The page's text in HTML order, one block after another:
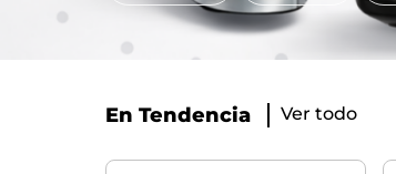
En Tendencia Ver todo